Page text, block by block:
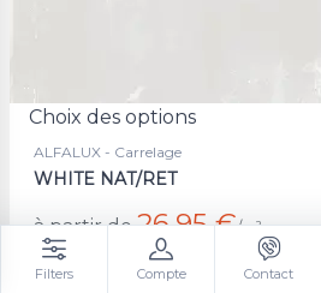
Choix des options
ALFALUX - Carrelage
WHITE NAT/RET
à partir de 26,95 €/m²
Filters Compte Contact